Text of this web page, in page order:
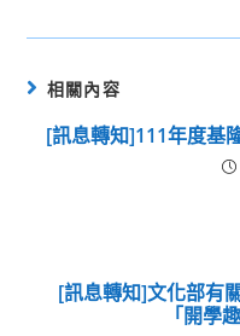
相關內容
[訊息轉知]111年度基
[訊息轉知]文化部有
「開學